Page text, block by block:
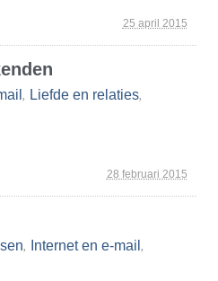
25 april 2015
28 februari 2015
, Liefde en relaties,
, Internet en e-mail ,